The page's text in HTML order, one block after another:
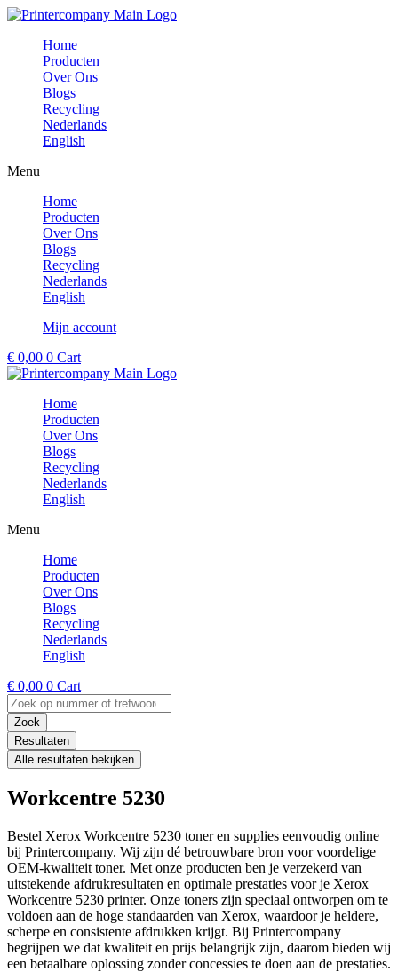
Ga
inhoud
Home
Producten
Over Ons
Blogs
Recycling
Nederlands
English
Menu
Home
Producten
Over Ons
Blogs
Recycling
Nederlands
English
Mijn account
€ 0,00 0 Cart
Home
Producten
Over Ons
Blogs
Recycling
Nederlands
English
Menu
Home
Producten
Over Ons
Blogs
Recycling
Nederlands
English
€ 0,00 0 Cart
Search
...Zoek
Resultaten
Alle resultaten bekijken
Workcentre 5230
Bestel Xerox Workcentre 5230 toner en supplies eenvoudig online
bij Printercompany. Wij zijn dé betrouwbare bron voor voordelige
OEM-kwaliteit toner. Met onze producten ben je verzekerd van
uitstekende afdrukresultaten en optimale prestaties voor je Xerox
Workcentre 5230 printer. Onze toners zijn speciaal ontworpen om te
voldoen aan de hoge standaarden van Xerox, waardoor je heldere,
scherpe en consistente afdrukken krijgt. Bij Printercompany
begrijpen we dat kwaliteit en prijs belangrijk zijn, daarom bieden wij
een betaalbare oplossing zonder concessies te doen aan de prestaties.